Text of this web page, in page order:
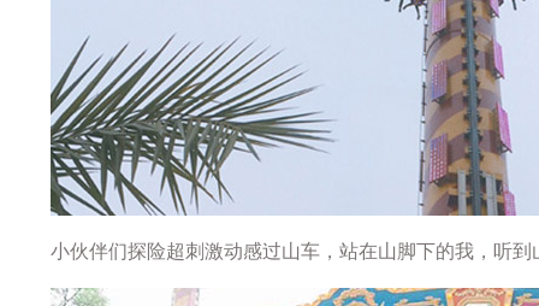
小伙伴们探险超刺激动感过山车，站在山脚下的我，听到